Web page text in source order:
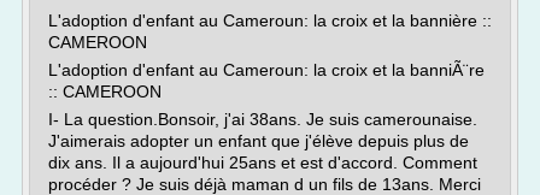
L'adoption d'enfant au Cameroun: la croix et la bannière ::
CAMEROON
L'adoption d'enfant au Cameroun: la croix et la banniÃ¨re
:: CAMEROON
I- La question.Bonsoir, j'ai 38ans. Je suis camerounaise.
J'aimerais adopter un enfant que j'élève depuis plus de
dix ans. Il a aujourd'hui 25ans et est d'accord. Comment
procéder ? Je suis déjà maman d un fils de 13ans. Merci